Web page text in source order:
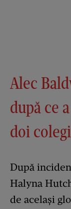
Alec
după ce
doi colegi
După
Halyna
de același